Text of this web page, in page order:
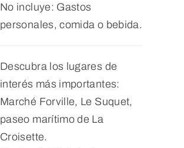
No incluye: Gastos
personales, comida o bebida.
Descubra los lugares de
interés más importantes:
Marché Forville, Le Suquet,
paseo marítimo de La
Croisette.